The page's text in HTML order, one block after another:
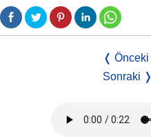
❬ Önceki
Sonraki ❭